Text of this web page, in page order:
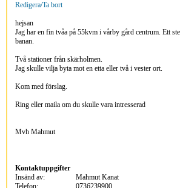
Redigera/Ta bort
hejsan
Jag har en fin tvåa på 55kvm i vårby gård centrum. Ett
banan.
Två stationer från skärholmen.
Jag skulle vilja byta mot en etta eller två i vester ort.
Kom med förslag.
Ring eller maila om du skulle vara intresserad
Mvh Mahmut
Kontaktuppgifter
Insänd av:
Mahmut Kanat
Telefon:
0736239900